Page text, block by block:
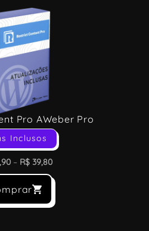
Pro AWeber Pro
Inclusos
– R$ 39,80